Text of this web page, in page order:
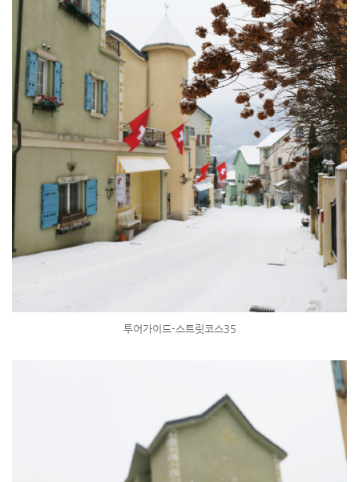
투어가이드-스트릿코스35